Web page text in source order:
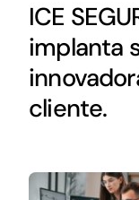
ICE
implanta
cliente.